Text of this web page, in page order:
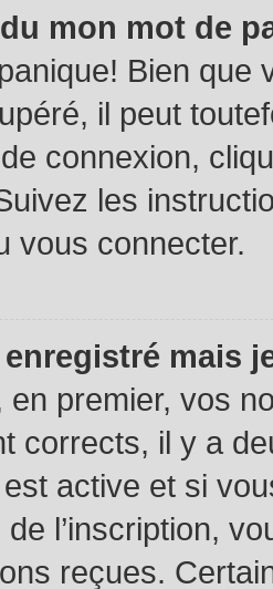
mon mot de
Bien que
il peut
connexion,
les
vous connecter.
mais
en premier, vos
corrects, il y a
est active et si
l’inscription,
reçues.